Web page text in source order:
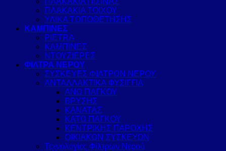
ΠΛΑΚΑΚΙΑ ΤΟΙΧΟΥ
ΥΛΙΚΑ ΤΟΠΟΘΕΤΗΣΗΣ
ΚΑΜΠΙΝΕΣ
PIETRA
ΚΑΜΠΙΝΕΣ
ΝΤΟΥΖΙΕΡΕΣ
ΦΙΛΤΡΑ ΝΕΡΟΥ
ΣΥΣΚΕΥΕΣ ΦΙΛΤΡΩΝ ΝΕΡΟΥ
ΑΝΤΑΛΛΑΚΤΙΚΑ ΦΥΣΙΓΓΙΑ
ΑΝΩ ΠΑΓΚΟΥ
ΒΡΥΣΗΣ
ΚΑΝΑΤΑΣ
ΚΑΤΩ ΠΑΓΚΟΥ
ΚΕΝΤΡΙΚΗΣ ΠΑΡΟΧΗΣ
ΟΙΚΙΑΚΩΝ ΣΥΣΚΕΥΩΝ
Τεχνολογίες Φίλτρων Νερού